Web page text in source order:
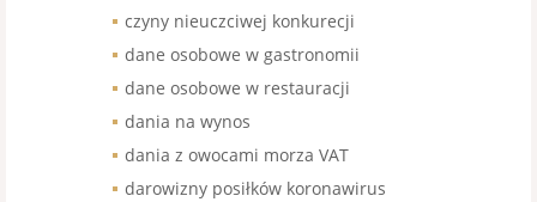
czyny nieuczciwej konkurecji
dane osobowe w gastronomii
dane osobowe w restauracji
dania na wynos
dania z owocami morza VAT
darowizny posiłków koronawirus